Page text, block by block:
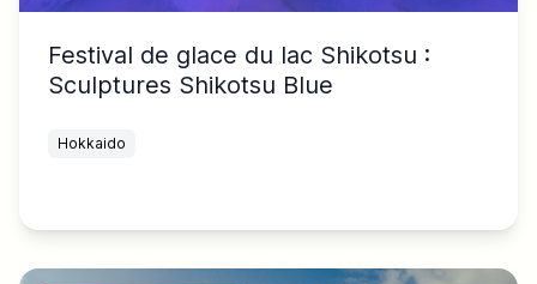
Festival de glace du lac Shikotsu :
Sculptures Shikotsu Blue
Hokkaido